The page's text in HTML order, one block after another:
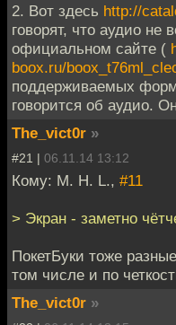
2. Вот здесь http://
говорят, что аудио не
официальном сайте (
boox.ru/
поддерживаемых
говорится об аудио.
The_vict0r »
#21 | 06.11.14 13:12
Кому: M. H. L., #11
> Экран - заметно
ПокетБуки тоже
том числе и по
The_vict0r »